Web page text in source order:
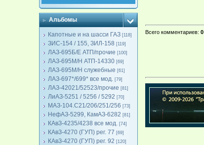
Альбомы
Капотные и на шасси ГАЗ [118]
ЗИС-154 / 155, ЗИЛ-158 [119]
ЛАЗ-695Б/Е АТП/прочие [100]
ЛАЗ-695М/Н АТП-14330 [69]
ЛАЗ-695М/Н служебные [61]
ЛАЗ-697*/699* все мод. [79]
ЛАЗ-42021/52523/прочие [81]
ЛиАЗ-5251 / 5256 / 5292 [70]
МАЗ-104.C21/206/251/256 [73]
НефАЗ-5299, КамАЗ-6282 [81]
КАвЗ-4235/4238 все мод. [74]
КАвЗ-4270 (ГУП) рег. 77 [69]
КАвЗ-4270 (ГУП) рег. 92 [120]
Всего комментариев:0